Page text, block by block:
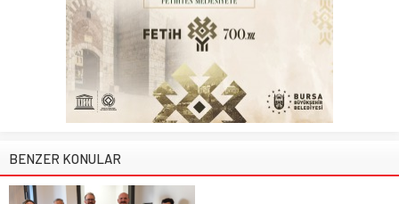
BENZER KONULAR